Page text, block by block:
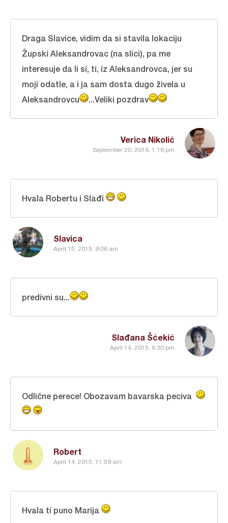
Verica Nikolić
September 20, 2016, 1:16 pm
Draga Slavice, vidim da si stavila lokaciju
Župski Aleksandrovac (na slici), pa me
interesuje da li si, ti, iz Aleksandrovca, jer su
moji odatle, a i ja sam dosta dugo živela u
Aleksandrovcu
...Veliki pozdrav
Slavica
April 15, 2015, 9:06 am
Hvala Robertu i Slađi
Slađana Šćekić
April 14, 2015, 8:30 pm
predivni su...
Robert
April 14, 2015, 11:59 am
Odlične perece! Obozavam bavarska peciva
Hvala ti puno Marija